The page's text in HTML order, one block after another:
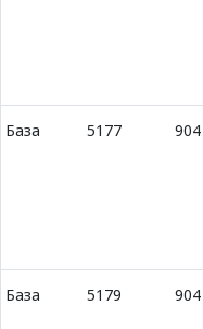
База 5177 904
База 5179 904